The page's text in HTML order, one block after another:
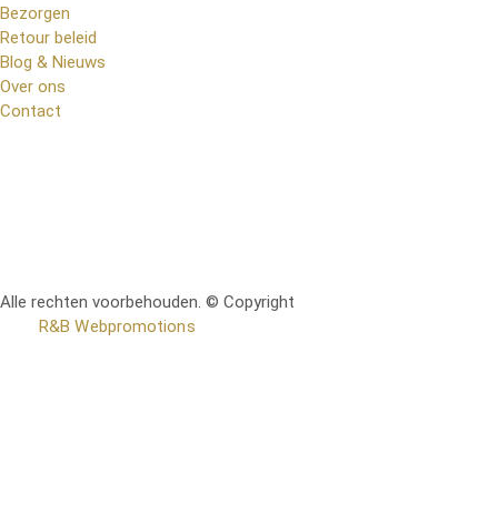
Bezorgen
Retour beleid
Blog & Nieuws
Over ons
Contact
Alle rechten voorbehouden. © Copyright
R&B Webpromotions